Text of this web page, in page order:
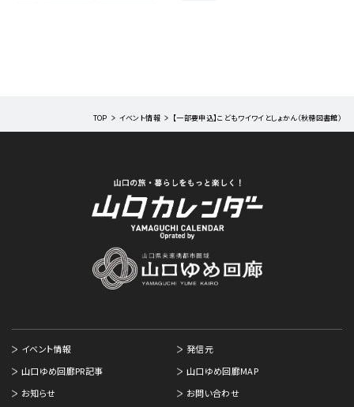
TOP イベント情報 【一部要申込】こどもワイワイとしょかん（秋穂図書館）
イベント情報
発信元
山口ゆめ回廊PR記事
山口ゆめ回廊MAP
お知らせ
お問い合わせ